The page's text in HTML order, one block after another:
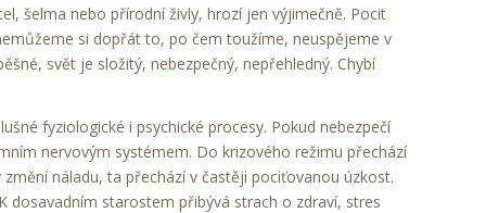
šelma nebo přírodní živly, hrozí jen výjimečně. Pocit
si dopřát to, po čem toužíme, neuspějeme v
svět je složitý, nebezpečný, nepřehledný. Chybí
fyziologické i psychické procesy. Pokud nebezpečí
nervovým systémem. Do krizového režimu přechází
náladu, ta přechází v častěji pociťovanou úzkost.
dosavadním starostem přibývá strach o zdraví, stres